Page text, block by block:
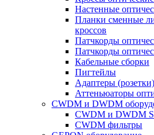
Настенные
Планки сменные
кроссов
Патчкорды
Патчкорды
Кабельные сборки
Пигтейлы
Адаптеры
Аттеньюаторы
CWDM и DWDM
CWDM и DWDM
CWDM фильтры